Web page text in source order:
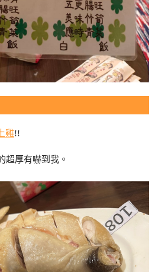
雞!!
超厚有嚇到我。